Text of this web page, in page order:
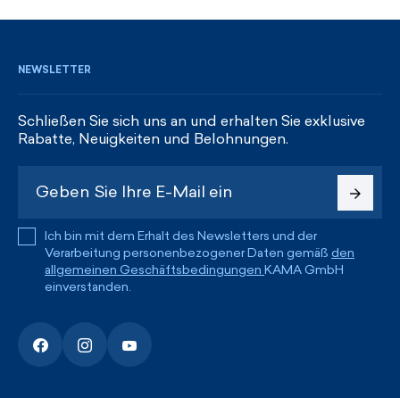
NEWSLETTER
Schließen Sie sich uns an und erhalten Sie exklusive
Rabatte, Neuigkeiten und Belohnungen.
Ich bin mit dem Erhalt des Newsletters und der
Verarbeitung personenbezogener Daten gemäß den
allgemeinen Geschäftsbedingungen KAMA GmbH
einverstanden.